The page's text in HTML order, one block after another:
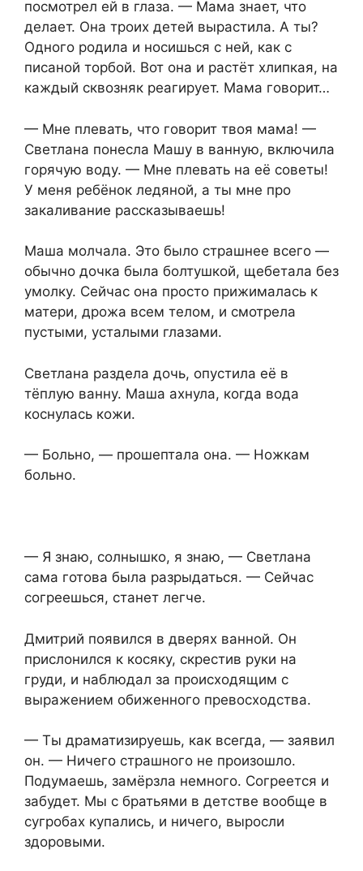
посмотрел ей в глаза. — Мама знает, что
делает. Она троих детей вырастила. А ты?
Одного родила и носишься с ней, как с
писаной торбой. Вот она и растёт хлипкая, на
каждый сквозняк реагирует. Мама говорит…
— Мне плевать, что говорит твоя мама! —
Светлана понесла Машу в ванную, включила
горячую воду. — Мне плевать на её советы!
У меня ребёнок ледяной, а ты мне про
закаливание рассказываешь!
Маша молчала. Это было страшнее всего —
обычно дочка была болтушкой, щебетала без
умолку. Сейчас она просто прижималась к
матери, дрожа всем телом, и смотрела
пустыми, усталыми глазами.
Светлана раздела дочь, опустила её в
тёплую ванну. Маша ахнула, когда вода
коснулась кожи.
— Больно, — прошептала она. — Ножкам
больно.
— Я знаю, солнышко, я знаю, — Светлана
сама готова была разрыдаться. — Сейчас
согреешься, станет легче.
Дмитрий появился в дверях ванной. Он
прислонился к косяку, скрестив руки на
груди, и наблюдал за происходящим с
выражением обиженного превосходства.
— Ты драматизируешь, как всегда, — заявил
он. — Ничего страшного не произошло.
Подумаешь, замёрзла немного. Согреется и
забудет. Мы с братьями в детстве вообще в
сугробах купались, и ничего, выросли
здоровыми.